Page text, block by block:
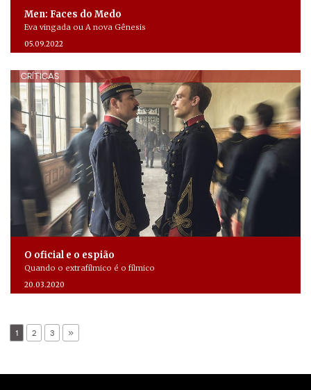
Men: Faces do Medo
Eva vingada ou A nova Gênesis
05.09.2022
CRÍTICAS
O oficial e o espião
Quando o extrafílmico é o fílmico
20.03.2020
1 2 3 »